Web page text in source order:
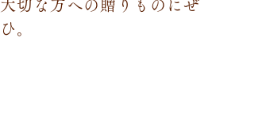
ひ。